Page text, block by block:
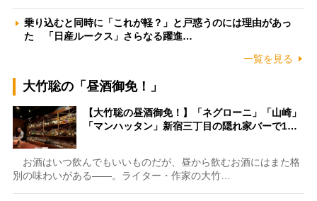
乗り込むと同時に「これが軽？」と戸惑うのには理由があっ
た 「日産ルークス」さらなる躍進…
一覧を見る
大竹聡の「昼酒御免！」
【大竹聡の昼酒御免！】「ネグローニ」「山崎」
「マンハッタン」新宿三丁目の隠れ家バーで1…
お酒はいつ飲んでもいいものだが、昼から飲むお酒にはまた格
別の味わいがある――。ライター・作家の大竹…